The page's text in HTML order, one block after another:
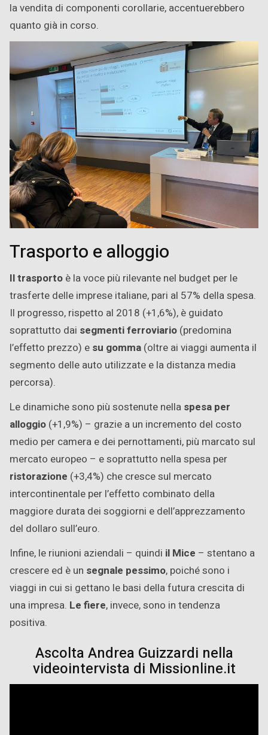
la vendita di componenti corollarie, accentuerebbero
quanto già in corso.
Trasporto e alloggio
Il trasporto è la voce più rilevante nel budget per le
trasferte delle imprese italiane, pari al 57% della spesa.
Il progresso, rispetto al 2018 (+1,6%), è guidato
soprattutto dai segmenti ferroviario (predomina
l’effetto prezzo) e su gomma (oltre ai viaggi aumenta il
segmento delle auto utilizzate e la distanza media
percorsa).
Le dinamiche sono più sostenute nella spesa per
alloggio (+1,9%) – grazie a un incremento del costo
medio per camera e dei pernottamenti, più marcato sul
mercato europeo – e soprattutto nella spesa per
ristorazione (+3,4%) che cresce sul mercato
intercontinentale per l’effetto combinato della
maggiore durata dei soggiorni e dell’apprezzamento
del dollaro sull’euro.
Infine, le riunioni aziendali – quindi il Mice – stentano a
crescere ed è un segnale pessimo, poiché sono i
viaggi in cui si gettano le basi della futura crescita di
una impresa. Le fiere, invece, sono in tendenza
positiva.
Ascolta Andrea Guizzardi nella
videointervista di Missionline.it